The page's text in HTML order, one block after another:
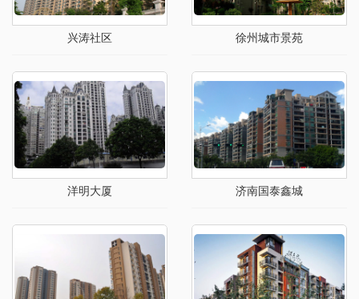
兴涛社区 徐州城市景苑
洋明大厦 济南国泰鑫城